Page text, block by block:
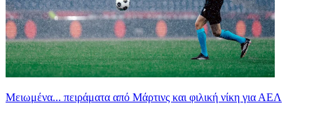
Μειωμένα... πειράματα από Μάρτινς και φιλική νίκη για ΑΕΛ